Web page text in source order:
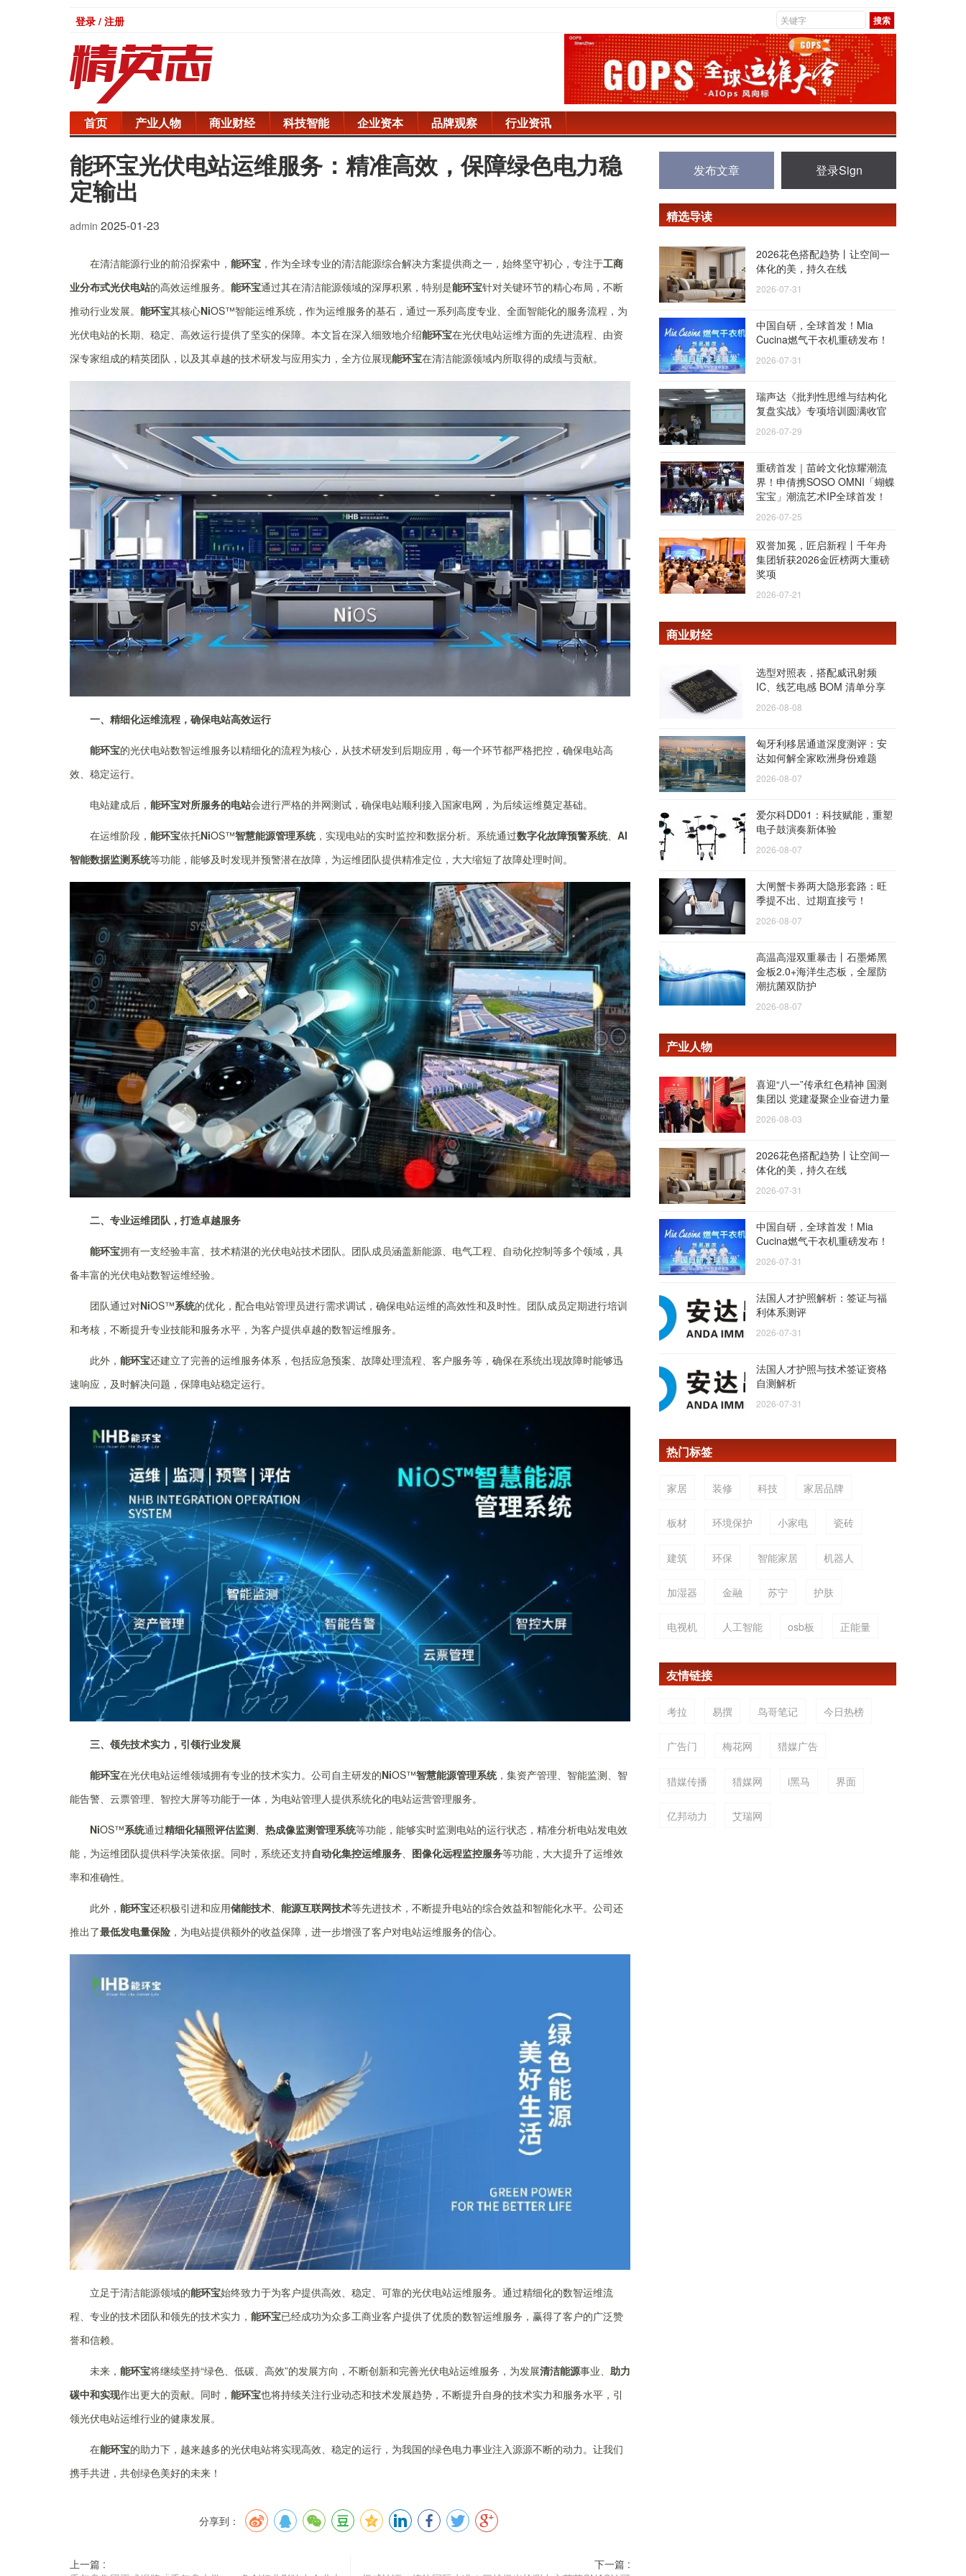
登录 / 注册
首页 产业人物 商业财经 科技智能 企业资本 品牌观察 行业资讯
能环宝光伏电站运维服务：精准高效，保障绿色电力稳
定输出
admin 2025-01-23
在清洁能源行业的前沿探索中， 能环宝 ，作为全球专业的清洁能源综合解决方案提供商之一，始终坚守初心，专注于工商
业分布式光伏电站的高效运维服务。 能环宝通过其在清洁能源领域的深厚积累，特别是能环宝针对关键环节的精心布局，不断
推动行业发展。 能环宝其核心NiOS™智能运维系统，作为运维服务的基石，通过一系列高度专业、全面智能化的服务流程，为
光伏电站的长期、稳定、高效运行提供了坚实的保障。本文旨在深入细致地介绍能环宝在光伏电站运维方面的先进流程、由资
深专家组成的精英团队，以及其卓越的技术研发与应用实力，全方位展现能环宝在清洁能源领域内所取得的成绩与贡献。
一、精细化运维流程，确保电站高效运行
能环宝的光伏电站数智运维服务以精细化的流程为核心，从技术研发到后期应用，每一个环节都严格把控，确保电站高
效、稳定运行。
电站建成后， 能环宝对所服务的电站会进行严格的并网测试，确保电站顺利接入国家电网，为后续运维奠定基础。
在运维阶段， 能环宝依托NiOS™智慧能源管理系统，实现电站的实时监控和数据分析。系统通过数字化故障预警系统、 AI
智能数据监测系统等功能，能够及时发现并预警潜在故障，为运维团队提供精准定位，大大缩短了故障处理时间。
二、专业运维团队，打造卓越服务
能环宝拥有一支经验丰富、技术精湛的光伏电站技术团队。团队成员涵盖新能源、电气工程、自动化控制等多个领域，具
备丰富的光伏电站数智运维经验。
团队通过对NiOS™系统的优化，配合电站管理员进行需求调试，确保电站运维的高效性和及时性。团队成员定期进行培训
和考核，不断提升专业技能和服务水平，为客户提供卓越的数智运维服务。
此外， 能环宝还建立了完善的运维服务体系，包括应急预案、故障处理流程、客户服务等，确保在系统出现故障时能够迅
速响应，及时解决问题，保障电站稳定运行。
三、领先技术实力，引领行业发展
能环宝在光伏电站运维领域拥有专业的技术实力。公司自主研发的NiOS™智慧能源管理系统，集资产管理、智能监测、智
能告警、云票管理、智控大屏等功能于一体，为电站管理人提供系统化的电站运营管理服务。
NiOS™系统通过精细化辐照评估监测、 热成像监测管理系统等功能，能够实时监测电站的运行状态，精准分析电站发电效
能，为运维团队提供科学决策依据。同时，系统还支持自动化集控运维服务、 图像化远程监控服务等功能，大大提升了运维效
率和准确性。
此外， 能环宝还积极引进和应用储能技术、 能源互联网技术等先进技术，不断提升电站的综合效益和智能化水平。公司还
推出了最低发电量保险 ，为电站提供额外的收益保障，进一步增强了客户对电站运维服务的信心。
立足于清洁能源领域的能环宝始终致力于为客户提供高效、稳定、可靠的光伏电站运维服务。通过精细化的数智运维流
程、专业的技术团队和领先的技术实力， 能环宝已经成功为众多工商业客户提供了优质的数智运维服务，赢得了客户的广泛赞
誉和信赖。
未来， 能环宝将继续坚持“绿色、低碳、高效”的发展方向，不断创新和完善光伏电站运维服务，为发展清洁能源事业、 助力
碳中和实现作出更大的贡献。同时， 能环宝也将持续关注行业动态和技术发展趋势，不断提升自身的技术实力和服务水平，引
领光伏电站运维行业的健康发展。
在能环宝的助力下，越来越多的光伏电站将实现高效、稳定的运行，为我国的绿色电力事业注入源源不断的动力。让我们
携手共进，共创绿色美好的未来！
分享到：
上一篇 :
下一篇 :
发布文章 登录Sign
精选导读
2026花色搭配趋势丨让空间一
体化的美，持久在线
2026-07-31
中国自研，全球首发！Mia
Cucina燃气干衣机重磅发布！
2026-07-31
瑞声达《批判性思维与结构化
复盘实战》专项培训圆满收官
2026-07-29
重磅首发｜苗岭文化惊耀潮流
界！申倩携SOSO OMNI「蝴蝶
宝宝」潮流艺术IP全球首发！
2026-07-25
双誉加冕，匠启新程丨千年舟
集团斩获2026金匠榜两大重磅
奖项
2026-07-21
商业财经
选型对照表，搭配威讯射频
IC、线艺电感 BOM 清单分享
2026-08-08
匈牙利移居通道深度测评：安
达如何解全家欧洲身份难题
2026-08-07
爱尔科DD01：科技赋能，重塑
电子鼓演奏新体验
2026-08-07
大闸蟹卡券两大隐形套路：旺
季提不出、过期直接亏！
2026-08-07
高温高湿双重暴击丨石墨烯黑
金板2.0+海洋生态板，全屋防
潮抗菌双防护
2026-08-07
产业人物
喜迎“八一”传承红色精神 国测
集团以 党建凝聚企业奋进力量
2026-08-03
2026花色搭配趋势丨让空间一
体化的美，持久在线
2026-07-31
中国自研，全球首发！Mia
Cucina燃气干衣机重磅发布！
2026-07-31
法国人才护照解析：签证与福
利体系测评
2026-07-31
法国人才护照与技术签证资格
自测解析
2026-07-31
热门标签
家居 装修 科技 家居品牌
板材 环境保护 小家电 瓷砖
建筑 环保 智能家居 机器人
加湿器 金融 苏宁 护肤
电视机 人工智能 osb板 正能量
友情链接
考拉 易撰 鸟哥笔记 今日热榜
广告门 梅花网 猎媒广告
猎媒传播 猎媒网 i黑马 界面
亿邦动力 艾瑞网